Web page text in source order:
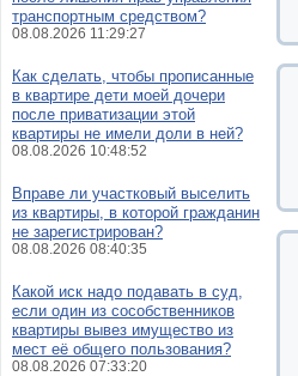
транспортным средством?
08.08.2026 11:29:27
Как сделать, чтобы прописанные
в квартире дети моей дочери
после приватизации этой
квартиры не имели доли в ней?
08.08.2026 10:48:52
Вправе ли участковый выселить
из квартиры, в которой гражданин
не зарегистрирован?
08.08.2026 08:40:35
Какой иск надо подавать в суд,
если один из сособственников
квартиры вывез имущество из
мест её общего пользования?
08.08.2026 07:33:20